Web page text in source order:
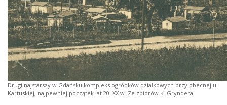
Drugi najstarszy w Gdańsku kompleks ogródków działkowych przy obecnej ul.
Kartuskiej, najpewniej początek lat 20. XX w. Ze zbiorów K. Gryndera.